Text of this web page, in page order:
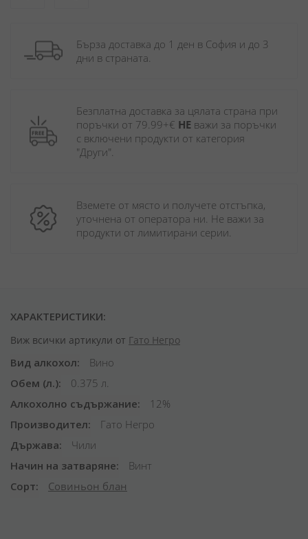
Бърза доставка до 1 ден в София и до 3
дни в страната.
Безплатна доставка за цялата страна при
поръчки от 79.99+€ НЕ важи за поръчки
с включени продукти от категория
"Други".
Вземете от място и получете отстъпка,
уточнена от оператора ни. Не важи за
продукти от лимитирани серии.
ХАРАКТЕРИСТИКИ:
Виж всички артикули от Гато Негро
Вид алкохол
Вино
Обем (л.)
0.375 л.
Алкохолно съдържание
12%
Производител
Гато Негро
Държава
Чили
Начин на затваряне
Винт
Сорт
Совиньон блан